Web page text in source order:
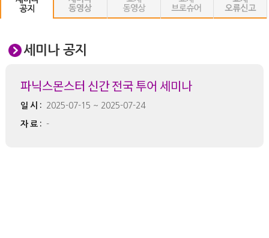
세미나 공지
파닉스몬스터 신간 전국 투어 세미나
일시: 2025-07-15 ~ 2025-07-24
자료: -